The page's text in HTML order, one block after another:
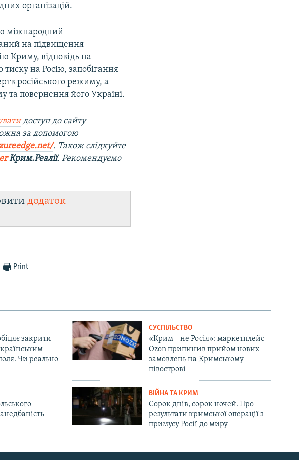
організацій.
міжнародний
на підвищення
Криму, відповідь на
на Росію, запобігання
російського режиму, а
та повернення його Україні.
доступ до сайту
за допомогою
. Також слідкуйте
Крим.Реалії. Рекомендуємо
додаток
Print
закрити
Чи реально
СУСПІЛЬСТВО
«Крим – не Росія»: маркетплейс
Ozon припинив прийом нових
замовлень на Кримському
півострові
ВІЙНА ТА КРИМ
Сорок днів, сорок ночей. Про
результати кримської операції з
примусу Росії до миру